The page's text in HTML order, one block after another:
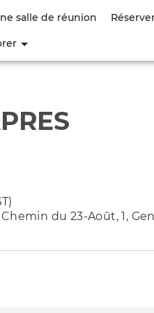
salle de réunion
du 23-Août, 1,